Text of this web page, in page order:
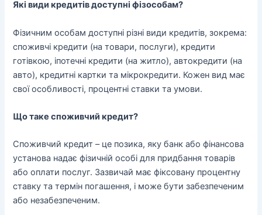
Які види кредитів доступні фізособам?
Фізичним особам доступні різні види кредитів, зокрема:
споживчі кредити (на товари, послуги), кредити
готівкою, іпотечні кредити (на житло), автокредити (на
авто), кредитні картки та мікрокредити. Кожен вид має
свої особливості, процентні ставки та умови.
Що таке споживчий кредит?
Споживчий кредит – це позика, яку банк або фінансова
установа надає фізичній особі для придбання товарів
або оплати послуг. Зазвичай має фіксовану процентну
ставку та термін погашення, і може бути забезпеченим
або незабезпеченим.